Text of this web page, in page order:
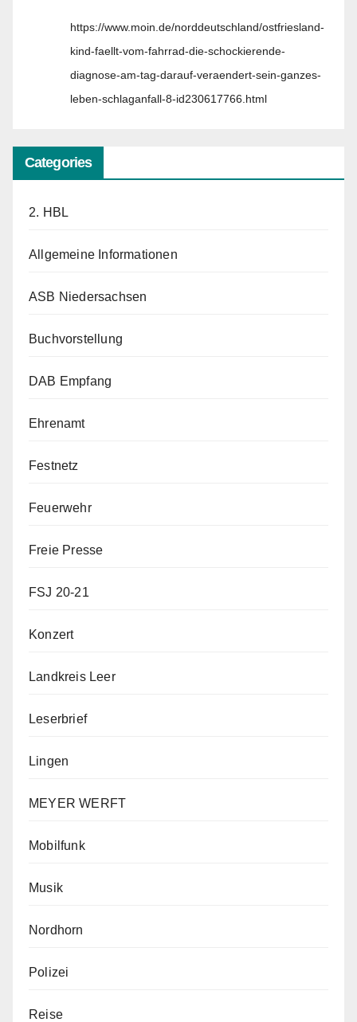
https://www.moin.de/norddeutschland/ostfriesland-
kind-faellt-vom-fahrrad-die-schockierende-
diagnose-am-tag-darauf-veraendert-sein-ganzes-
leben-schlaganfall-8-id230617766.html
Categories
2. HBL
Allgemeine Informationen
ASB Niedersachsen
Buchvorstellung
DAB Empfang
Ehrenamt
Festnetz
Feuerwehr
Freie Presse
FSJ 20-21
Konzert
Landkreis Leer
Leserbrief
Lingen
MEYER WERFT
Mobilfunk
Musik
Nordhorn
Polizei
Reise